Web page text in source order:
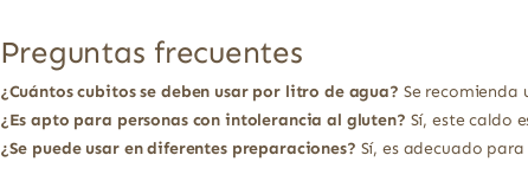
Preguntas frecuentes
¿Cuántos cubitos se deben usar por litro de agua? Se recomienda
¿Es apto para personas con intolerancia al gluten? Sí, este caldo
¿Se puede usar en diferentes preparaciones? Sí, es adecuado